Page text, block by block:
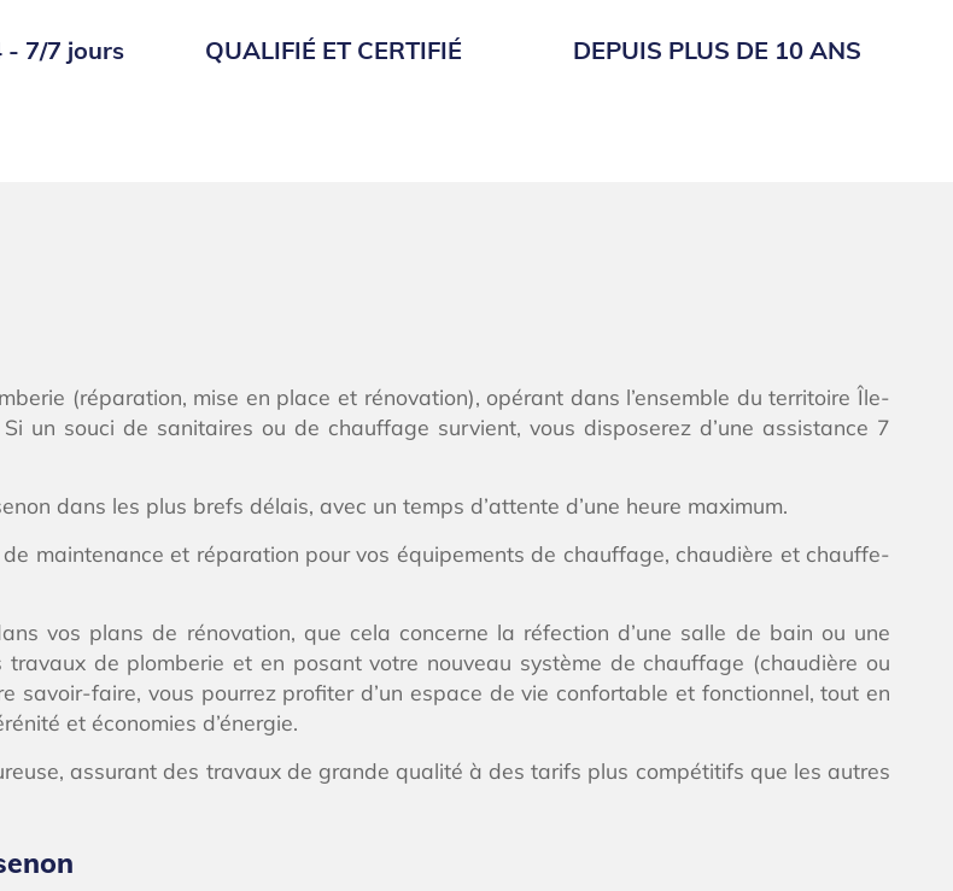
- 7/7 jours QUALIFIÉ ET CERTIFIÉ DEPUIS PLUS DE 10 ANS
(réparation, mise en place et rénovation), opérant dans l’ensemble du territoire Île-
un souci de sanitaires ou de chauffage survient, vous disposerez d’une assistance 7
dans les plus brefs délais, avec un temps d’attente d’une heure maximum.
maintenance et réparation pour vos équipements de chauffage, chaudière et chauffe-
vos plans de rénovation, que cela concerne la réfection d’une salle de bain ou une
de plomberie et en posant votre nouveau système de chauffage (chaudière ou
savoir-faire, vous pourrez profiter d’un espace de vie confortable et fonctionnel, tout en
et économies d’énergie.
assurant des travaux de grande qualité à des tarifs plus compétitifs que les autres